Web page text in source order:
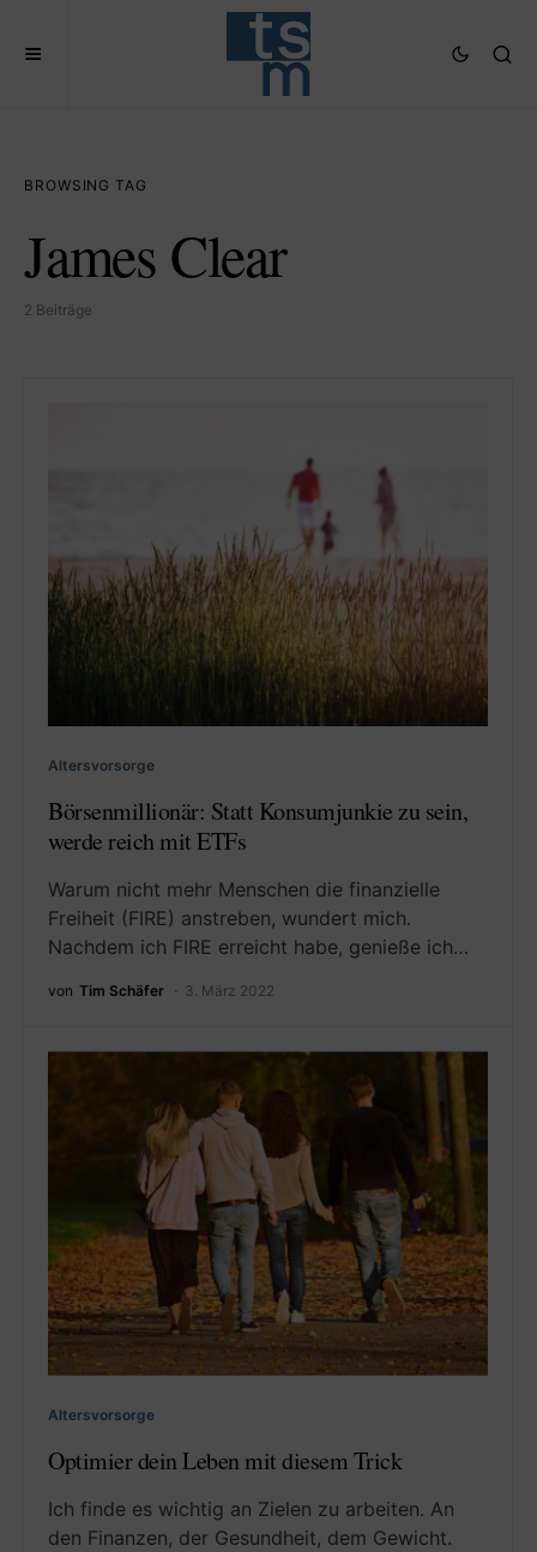
BROWSING TAG
James Clear
2 Beiträge
Altersvorsorge
Börsenmillionär: Statt Konsumjunkie zu sein,
werde reich mit ETFs
Warum nicht mehr Menschen die finanzielle
Freiheit (FIRE) anstreben, wundert mich.
Nachdem ich FIRE erreicht habe, genieße ich…
von Tim Schäfer 3. März 2022
Altersvorsorge
Optimier dein Leben mit diesem Trick
Ich finde es wichtig an Zielen zu arbeiten. An
den Finanzen, der Gesundheit, dem Gewicht.